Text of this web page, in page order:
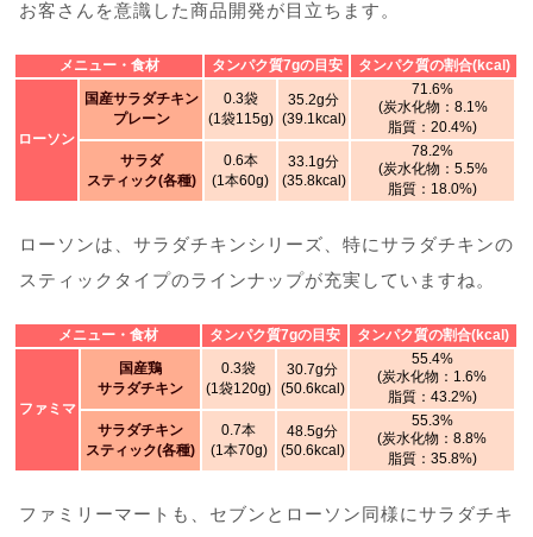
お客さんを意識した商品開発が目立ちます。
メニュー・食材 タンパク質7gの目安 タンパク質の割合(kcal)
ローソン
国産サラダチキン
プレーン
0.3袋
(1袋115g)
35.2g分
(39.1kcal)
71.6%
(炭水化物：8.1%
脂質：20.4%)
サラダ
スティック(各種)
0.6本
(1本60g)
33.1g分
(35.8kcal)
78.2%
(炭水化物：5.5%
脂質：18.0%)
ローソンは、サラダチキンシリーズ、特にサラダチキンの
スティックタイプのラインナップが充実していますね。
メニュー・食材 タンパク質7gの目安 タンパク質の割合(kcal)
ファミマ
国産鶏
サラダチキン
0.3袋
(1袋120g)
30.7g分
(50.6kcal)
55.4%
(炭水化物：1.6%
脂質：43.2%)
サラダチキン
スティック(各種)
0.7本
(1本70g)
48.5g分
(50.6kcal)
55.3%
(炭水化物：8.8%
脂質：35.8%)
ファミリーマートも、セブンとローソン同様にサラダチキ